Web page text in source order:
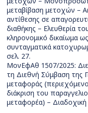
μεταβίβαση μετοχών –
αντίθεσης σε
διαθήκης – Ελευθερία
κληρονομικό δικαίωμα
συνταγματικά
σελ. 27.
ΜονΕφΑθ 1507/2025:
τη Διεθνή Σύμβαση της
μεταφοράς
διάκριση του
μεταφορέα) –